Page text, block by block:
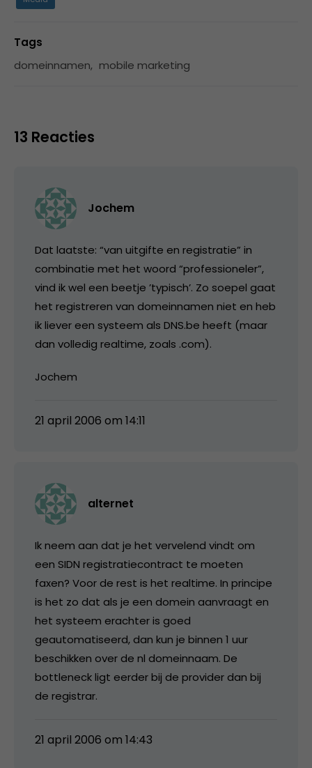
Tags
domeinnamen, mobile marketing
13 Reacties
Jochem
Dat laatste: “van uitgifte en registratie” in
combinatie met het woord “professioneler”,
vind ik wel een beetje ’typisch’. Zo soepel gaat
het registreren van domeinnamen niet en heb
ik liever een systeem als DNS.be heeft (maar
dan volledig realtime, zoals .com).
Jochem
21 april 2006 om 14:11
alternet
Ik neem aan dat je het vervelend vindt om
een SIDN registratiecontract te moeten
faxen? Voor de rest is het realtime. In principe
is het zo dat als je een domein aanvraagt en
het systeem erachter is goed
geautomatiseerd, dan kun je binnen 1 uur
beschikken over de nl domeinnaam. De
bottleneck ligt eerder bij de provider dan bij
de registrar.
21 april 2006 om 14:43